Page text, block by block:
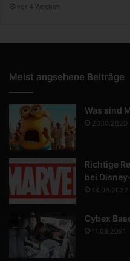
vor 4 Wochen
Meist angsehene Beiträge
Was sind
20.10.2020
Richtige
bei
14.03.2022
Cybex
11.08.2021